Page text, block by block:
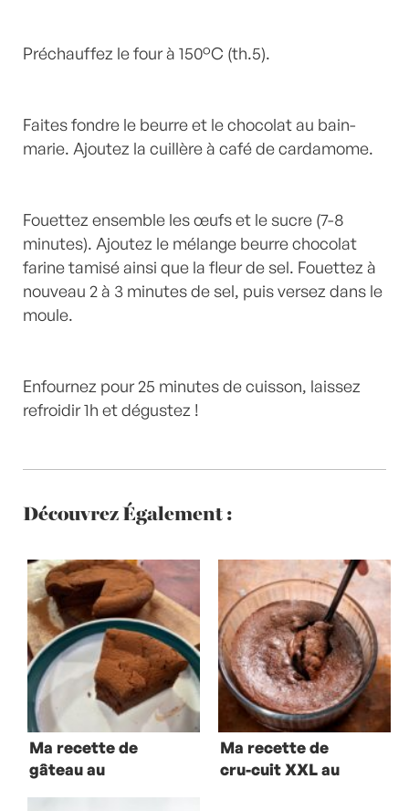
Préchauffez le four à 150°C (th.5).
Faites fondre le beurre et le chocolat au bain-
marie. Ajoutez la cuillère à café de cardamome.
Fouettez ensemble les œufs et le sucre (7-8
minutes). Ajoutez le mélange beurre chocolat
farine tamisé ainsi que la fleur de sel. Fouettez à
nouveau 2 à 3 minutes de sel, puis versez dans le
moule.
Enfournez pour 25 minutes de cuisson, laissez
refroidir 1h et dégustez !
Découvrez Également :
Ma recette de
gâteau au
Ma recette de
cru-cuit XXL au